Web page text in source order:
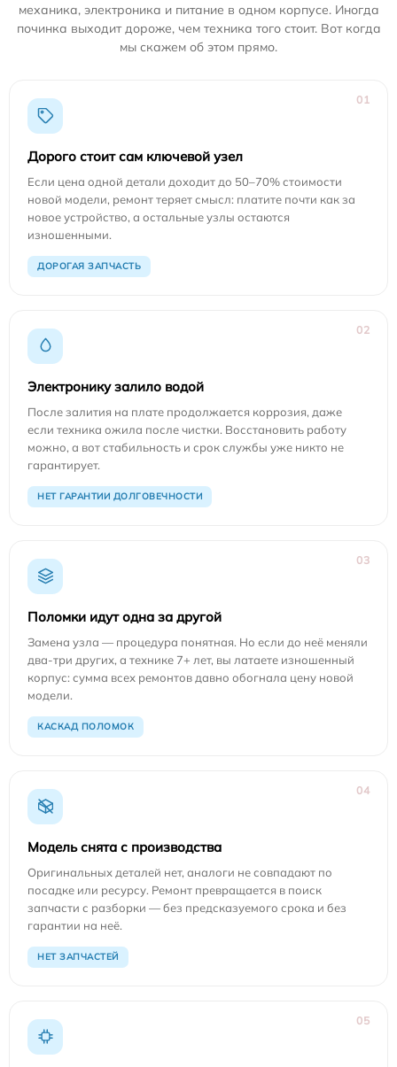
механика, электроника и питание в одном корпусе. Иногда
починка выходит дороже, чем техника того стоит. Вот когда
мы скажем об этом прямо.
01
Дорого стоит сам ключевой узел
Если цена одной детали доходит до 50–70% стоимости
новой модели, ремонт теряет смысл: платите почти как за
новое устройство, а остальные узлы остаются
изношенными.
ДОРОГАЯ ЗАПЧАСТЬ
02
Электронику залило водой
После залития на плате продолжается коррозия, даже
если техника ожила после чистки. Восстановить работу
можно, а вот стабильность и срок службы уже никто не
гарантирует.
НЕТ ГАРАНТИИ ДОЛГОВЕЧНОСТИ
03
Поломки идут одна за другой
Замена узла — процедура понятная. Но если до неё меняли
два-три других, а технике 7+ лет, вы латаете изношенный
корпус: сумма всех ремонтов давно обогнала цену новой
модели.
КАСКАД ПОЛОМОК
04
Модель снята с производства
Оригинальных деталей нет, аналоги не совпадают по
посадке или ресурсу. Ремонт превращается в поиск
запчасти с разборки — без предсказуемого срока и без
гарантии на неё.
НЕТ ЗАПЧАСТЕЙ
05